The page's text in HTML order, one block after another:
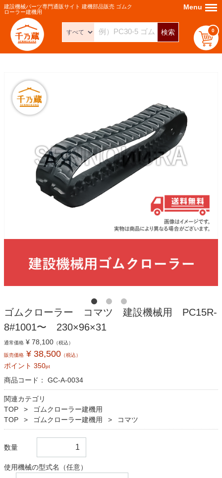
建設機械パーツ専門通販サイト 建機部品販売 ゴムク
ローラー建機用
検索 0
Menu Menu
ゴムクローラー コマツ 建設機械用 PC15R-
8#1001〜 230×96×31
通常価格 ¥ 78,100 （税込）
販売価格 ¥ 38,500 （税込）
ポイント 350pt
商品コード： GC-A-0034
関連カテゴリ
TOP
ゴムクローラー建機用
TOP
ゴムクローラー建機用 コマツ
数量
使用機械の型式名（任意）